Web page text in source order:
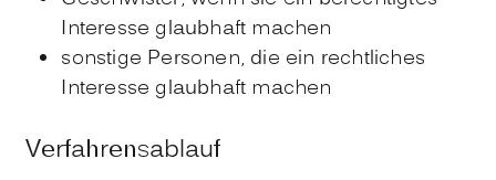
Interesse glaubhaft machen
sonstige Personen, die ein rechtliches
Interesse glaubhaft machen
Verfahrensablauf